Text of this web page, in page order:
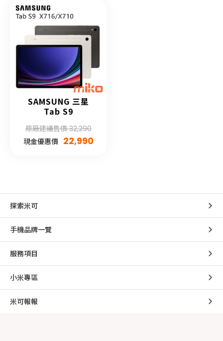
SAMSUNG 三星
Tab S9
原廠建議售價 32,290
現金優惠價 22,990
探索米可
手機品牌一覽
服務項目
小米專區
米可報報